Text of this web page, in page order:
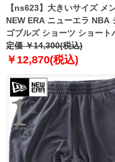
【ns623】大きいサイズ メ
NEW ERA ニューエラ NBA
ゴブルズ ショーツ ショート
ツ ハーフパンツ NBA
BULLS BLACK SHORTS
定価 ￥14,300(税込)
￥12,870(税込)